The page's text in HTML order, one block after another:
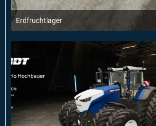
Erdfruchtlager
8. Januar 2022 um 23:19
2